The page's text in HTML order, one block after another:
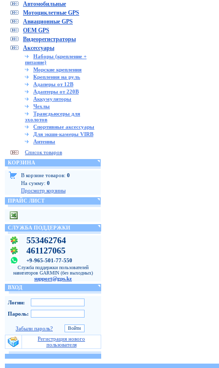
Автомобильные
Мотоциклетные GPS
Авиационные GPS
OEM GPS
Видеорегистраторы
Аксессуары
Наборы (крепление +
питание)
Морские крепления
Крепления на руль
Адаперы от 12В
Адаптеры от 220В
Аккумуляторы
Чехлы
Трансдьюсеры для
эхолотов
Спортивные аксессуары
Для экшн-камеры VIRB
Антенны
Список товаров
КОРЗИНА
В корзине товаров: 0
На сумму: 0
Просмотр корзины
ПРАЙС ЛИСТ
СЛУЖБА ПОДДЕРЖКИ
553462764
461127065
+9-965-501-77-550
Служба поддержки пользователей
навигаторов GARMIN (без выходных)
support@gps.kz
ВХОД
Логин:
Пароль:
Забыли пароль?
Регистрация нового
пользователя